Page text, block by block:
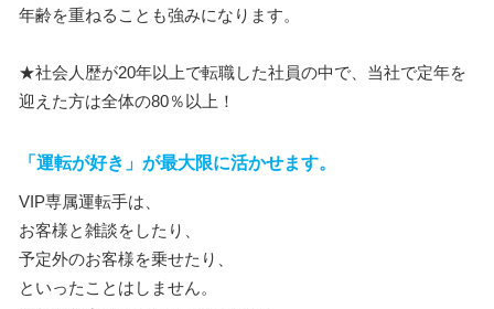
年齢を重ねることも強みになります。
★社会人歴が20年以上で転職した社員の中で、当社で定年を
迎えた方は全体の80％以上！
「運転が好き」が最大限に活かせます。
VIP専属運転手は、
お客様と雑談をしたり、
予定外のお客様を乗せたり、
といったことはしません。